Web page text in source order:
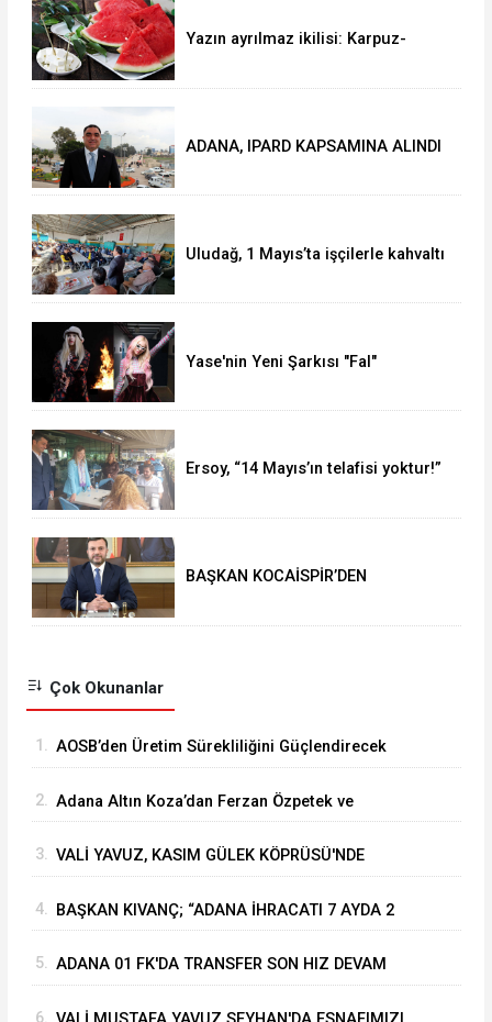
Yazın ayrılmaz ikilisi: Karpuz-
ADANA, IPARD KAPSAMINA ALINDI
Uludağ, 1 Mayıs’ta işçilerle kahvaltı
Yase'nin Yeni Şarkısı "Fal"
Ersoy, “14 Mayıs’ın telafisi yoktur!”
BAŞKAN KOCAİSPİR’DEN
Çok Okunanlar
1. ⁠AOSB’den Üretim Sürekliliğini Güçlendirecek
2. Adana Altın Koza’dan Ferzan Özpetek ve
3. VALİ YAVUZ, KASIM GÜLEK KÖPRÜSÜ'NDE
4. BAŞKAN KIVANÇ; “ADANA İHRACATI 7 AYDA 2
5. ADANA 01 FK'DA TRANSFER SON HIZ DEVAM
6.